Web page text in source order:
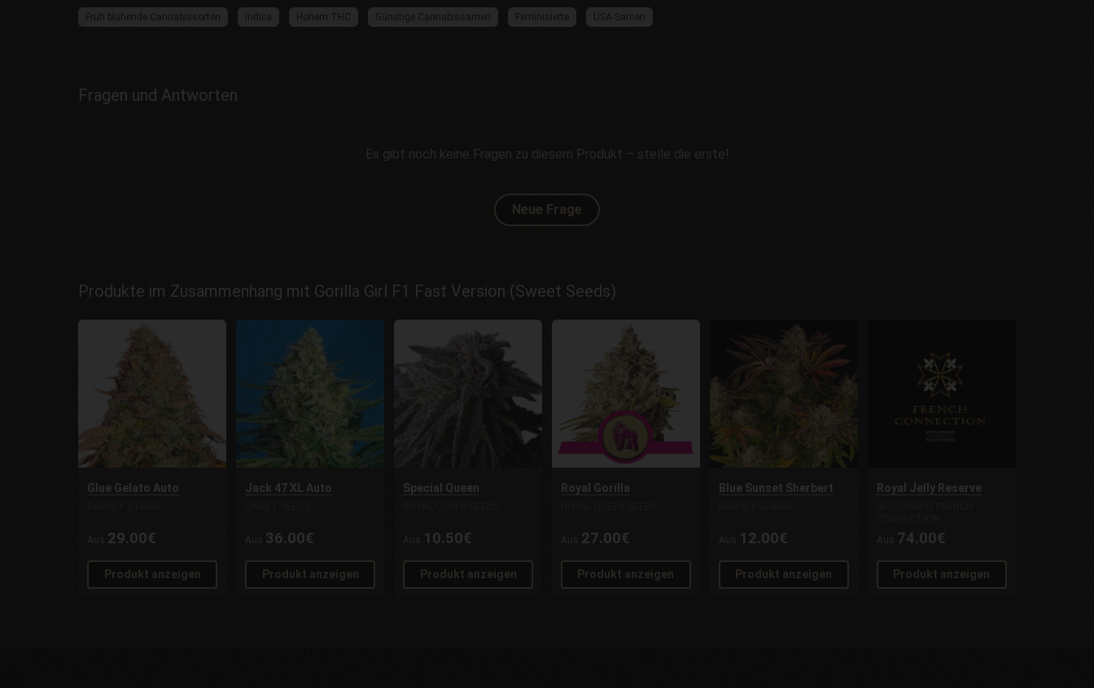
Früh blühende Cannabissorten Indica Hohem THC Günstige Cannabissamen Feminisierte USA-Samen
Fragen und Antworten
Es gibt noch keine Fragen zu diesem Produkt – stelle die erste!
Neue Frage
Produkte im Zusammenhang mit Gorilla Girl F1 Fast Version (Sweet Seeds)
Glue Gelato Auto
Aus 29.00€
Produkt anzeigen
Jack 47 XL Auto
Aus 36.00€
Produkt anzeigen
Special Queen
Aus 10.50€
Produkt anzeigen
Royal Gorilla
Aus 27.00€
Produkt anzeigen
Blue Sunset Sherbert
Aus 12.00€
Produkt anzeigen
Royal Jelly Reserve
Aus 74.00€
Produkt anzeigen